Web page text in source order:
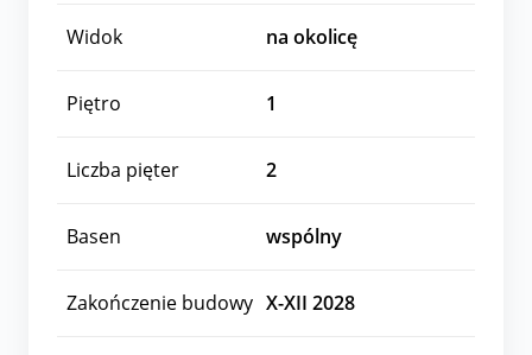
Widok na okolicę
Piętro 1
Liczba pięter 2
Basen wspólny
Zakończenie budowy X-XII 2028